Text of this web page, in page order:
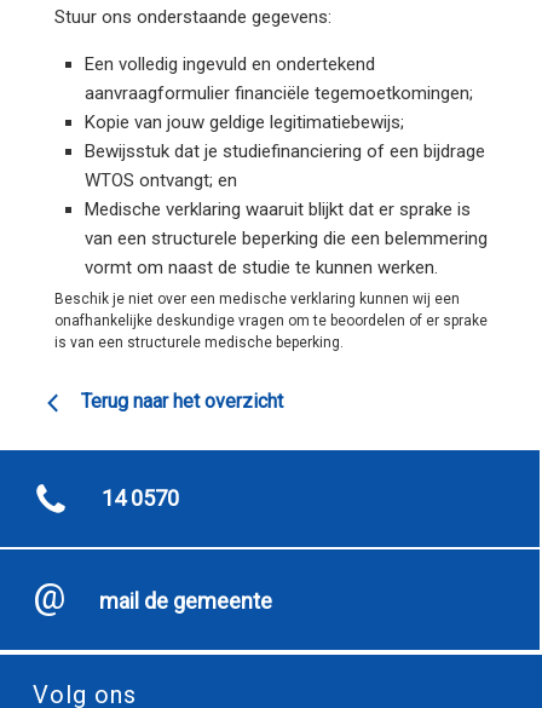
Stuur ons onderstaande gegevens:
Een volledig ingevuld en ondertekend
aanvraagformulier financiële tegemoetkomingen;
Kopie van jouw geldige legitimatiebewijs;
Bewijsstuk dat je studiefinanciering of een bijdrage
WTOS ontvangt; en
Medische verklaring waaruit blijkt dat er sprake is
van een structurele beperking die een belemmering
vormt om naast de studie te kunnen werken.
Beschik je niet over een medische verklaring kunnen wij een
onafhankelijke deskundige vragen om te beoordelen of er sprake
is van een structurele medische beperking.
Terug naar het overzicht
14 0570
mail de gemeente
Volg ons